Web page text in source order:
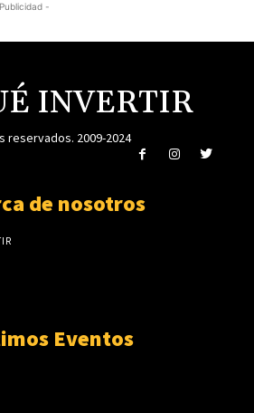
-
INVERTIR
reservados. 2009-2024
de nosotros
Eventos